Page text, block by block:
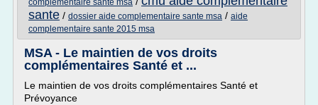
complementaire sante msa
sante / dossier aide complementaire sante msa / aide
complementaire sante 2015 msa
MSA - Le maintien de vos droits
complémentaires Santé et ...
Le maintien de vos droits complémentaires Santé et
Prévoyance